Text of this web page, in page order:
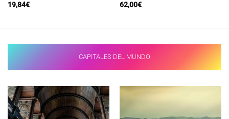
19,84€
62,00€
CAPITALES DEL MUNDO